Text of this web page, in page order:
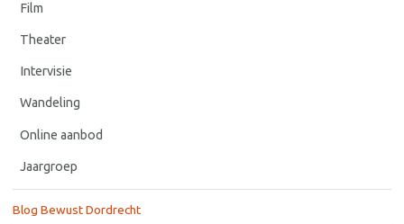
Film
Theater
Intervisie
Wandeling
Online aanbod
Jaargroep
Blog Bewust Dordrecht